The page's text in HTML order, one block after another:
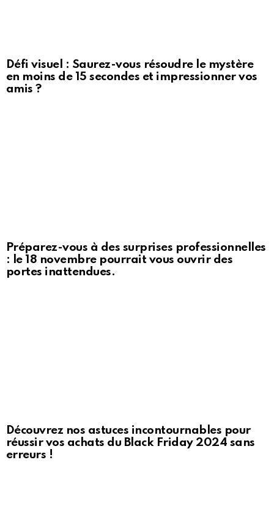
Défi visuel : Saurez-vous résoudre le mystère
en moins de 15 secondes et impressionner vos
amis ?
Préparez-vous à des surprises professionnelles
: le 18 novembre pourrait vous ouvrir des
portes inattendues.
Découvrez nos astuces incontournables pour
réussir vos achats du Black Friday 2024 sans
erreurs !